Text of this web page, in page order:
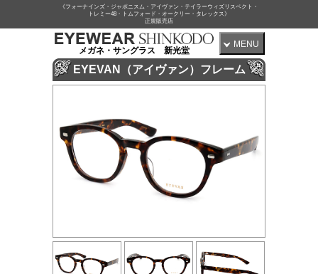
《フォーナインズ・ジャポニスム・アイヴァン・テイラーウィズリスペクト・
トレミー48・トムフォード・オークリー・タレックス》
正規販売店
メガネ・サングラス 新光堂
MENU
EYEVAN（アイヴァン）フレーム